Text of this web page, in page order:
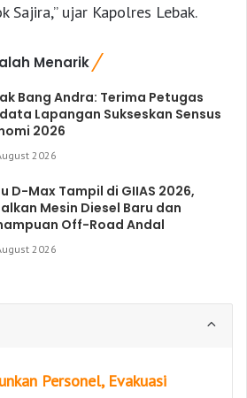
Sajira,” ujar Kapolres Lebak.
Menarik
Bang Andra: Terima Petugas
Lapangan Sukseskan Sensus
2026
2026
D-Max Tampil di GIIAS 2026,
Mesin Diesel Baru dan
Off-Road Andal
2026
Personel, Evakuasi